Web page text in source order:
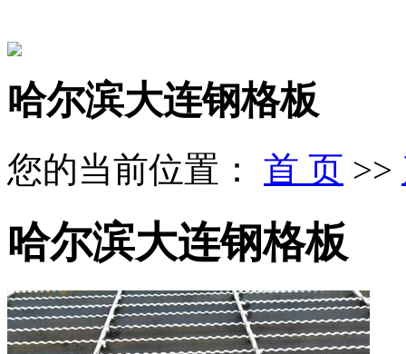
哈尔滨大连钢格板
您的当前位置： 首 页 >>
哈尔滨大连钢格板